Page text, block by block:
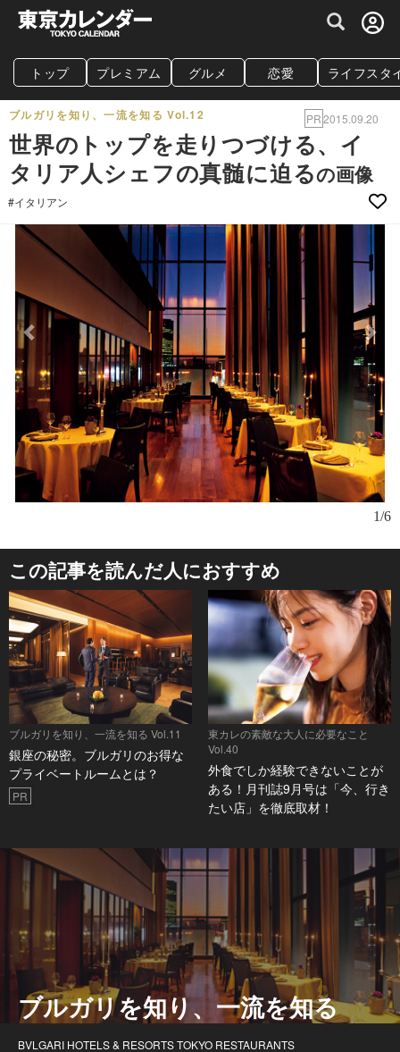
グルメ情報・プレミアムレストラン予約
トップ プレミアム グルメ 恋愛 ライフスタ
ブルガリを知り、一流を知る Vol.12 PR2015.09.20
世界のトップを走りつづける、イ
タリア人シェフの真髄に迫るの画像
#イタリアン
1/6
この記事を読んだ人におすすめ
ブルガリを知り、一流を知る Vol.11
銀座の秘密。ブルガリのお得な
プライベートルームとは？
PR
東カレの素敵な大人に必要なこと
Vol.40
外食でしか経験できないことが
ある！月刊誌9月号は「今、行き
たい店」を徹底取材！
ブルガリを知り、一流を知る
BVLGARI HOTELS & RESORTS TOKYO RESTAURANTS